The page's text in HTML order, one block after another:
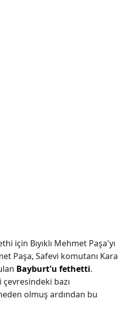
için Bıyıklı Mehmet Paşa'yı
Paşa, Safevi komutanı Kara
Bayburt'u fethetti.
çevresindeki bazı
olmuş ardından bu